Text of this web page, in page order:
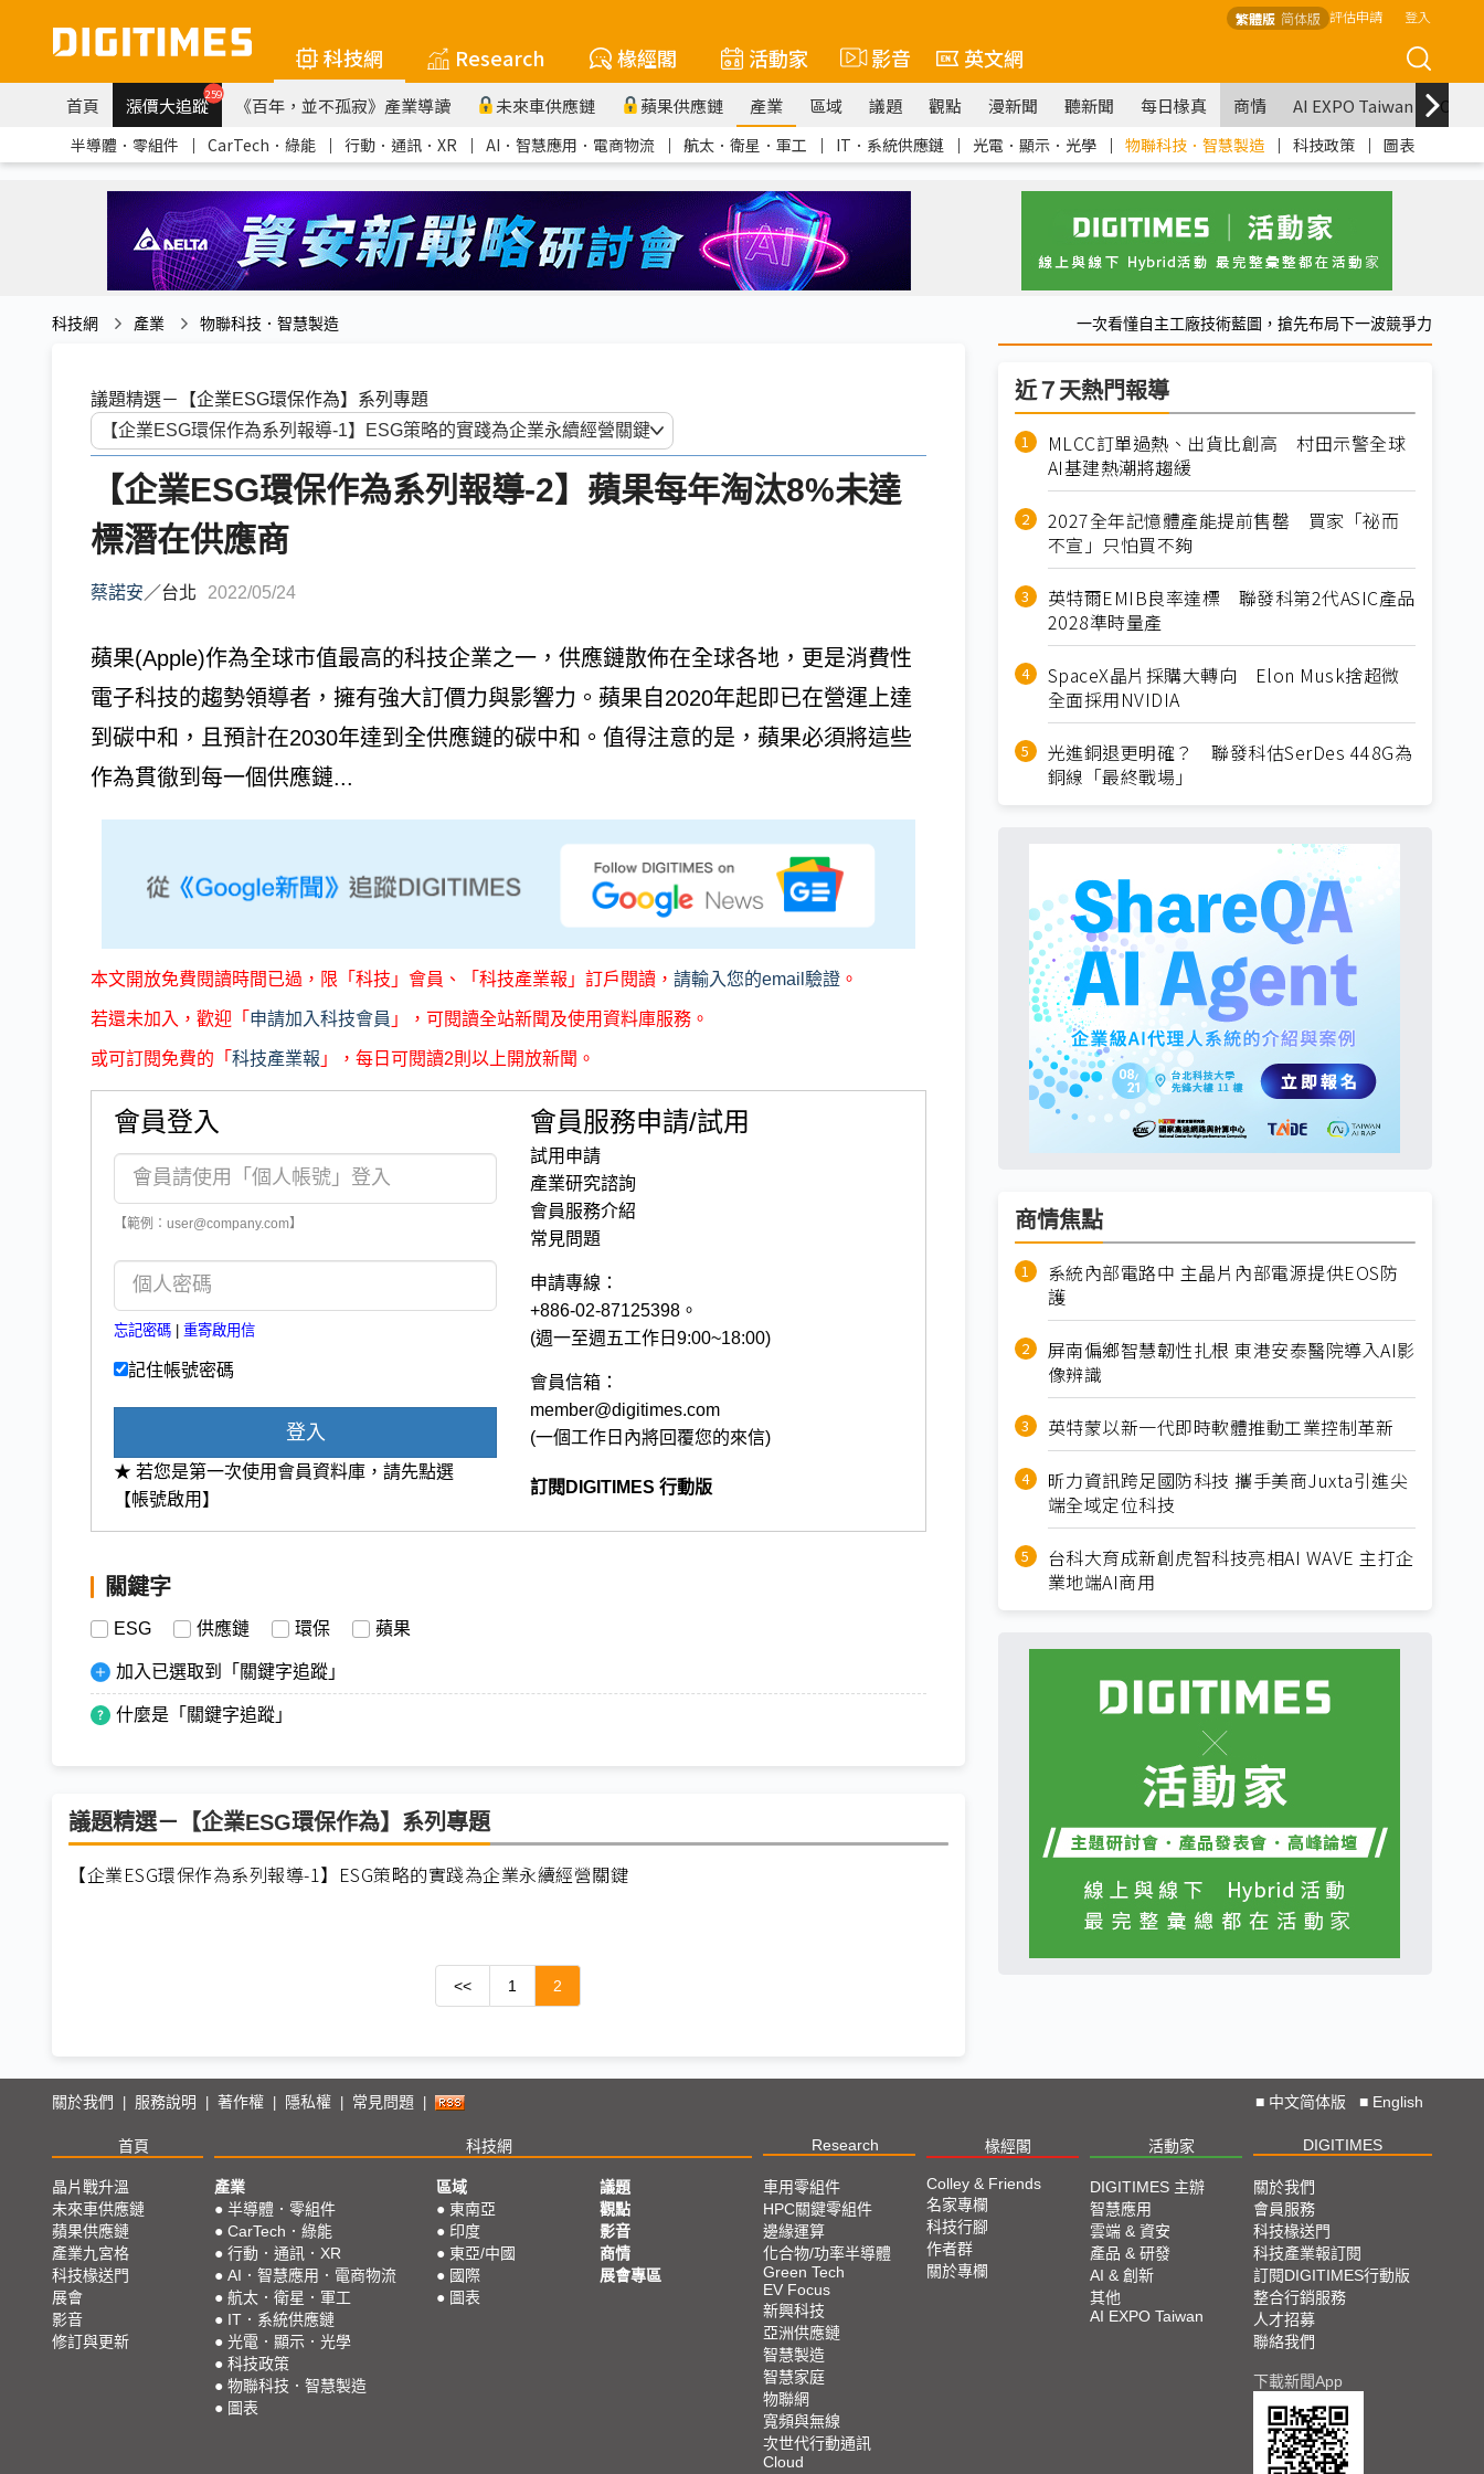
繁體版 简体版 評估申請 登入
科技網 Research 椽經閣 活動家 影音 英文網
首頁 漲價大追蹤259 《百年，並不孤寂》產業導讀 未來車供應鏈 蘋果供應鏈 產業 區域 議題 觀點 漫新聞 聽新聞 每日椽真 商情 AI EXPO Taiwan
半導體．零組件 ｜ CarTech．綠能 ｜ 行動．通訊．XR ｜ AI．智慧應用．電商物流 ｜ 航太．衛星．軍工 ｜ IT．系統供應鏈 ｜ 光電．顯示．光學 ｜ 物聯科技．智慧製造 ｜ 科技政策 ｜ 圖表
科技網 產業 物聯科技．智慧製造 一次看懂自主工廠技術藍圖，搶先布局下一波競爭力
議題精選－【企業ESG環保作為】系列專題
【企業ESG環保作為系列報導-2】蘋果每年淘汰8%未達
標潛在供應商
蔡諾安 ／台北 2022/05/24
蘋果(Apple)作為全球市值最高的科技企業之一，供應鏈散佈在全球各地，更是消費性
電子科技的趨勢領導者，擁有強大訂價力與影響力。蘋果自2020年起即已在營運上達
到碳中和，且預計在2030年達到全供應鏈的碳中和。值得注意的是，蘋果必須將這些
作為貫徹到每一個供應鏈...
本文開放免費閱讀時間已過，限「科技」會員、「科技產業報」訂戶閱讀， 請輸入您的email驗證 。
若還未加入，歡迎「 申請加入科技會員 」，可閱讀全站新聞及使用資料庫服務。
或可訂閱免費的「 科技產業報 」，每日可閱讀2則以上開放新聞。
會員登入
【範例：user@company.com】
忘記密碼 重寄啟用信
記住帳號密碼
登入
★ 若您是第一次使用會員資料庫，請先點選
【帳號啟用】
會員服務申請/試用
試用申請
產業研究諮詢
會員服務介紹
常見問題
申請專線：
+886-02-87125398。
(週一至週五工作日9:00~18:00)
會員信箱：
member@digitimes.com
(一個工作日內將回覆您的來信)
訂閱DIGITIMES 行動版
關鍵字
ESG 供應鏈 環保 蘋果
加入已選取到「關鍵字追蹤」
什麼是「關鍵字追蹤」
議題精選－【企業ESG環保作為】系列專題
【企業ESG環保作為系列報導-1】ESG策略的實踐為企業永續經營關鍵
<< 1 2
近７天熱門報導
MLCC訂單過熱、出貨比創高 村田示警全球
AI基建熱潮將趨緩
2027全年記憶體產能提前售罄 買家「祕而
不宣」只怕買不夠
英特爾EMIB良率達標 聯發科第2代ASIC產品
2028準時量產
SpaceX晶片採購大轉向 Elon Musk捨超微
全面採用NVIDIA
光進銅退更明確？ 聯發科估SerDes 448G為
銅線「最終戰場」
商情焦點
系統內部電路中 主晶片內部電源提供EOS防
護
屏南偏鄉智慧韌性扎根 東港安泰醫院導入AI影
像辨識
英特蒙以新一代即時軟體推動工業控制革新
昕力資訊跨足國防科技 攜手美商Juxta引進尖
端全域定位科技
台科大育成新創虎智科技亮相AI WAVE 主打企
業地端AI商用
關於我們 服務說明 著作權 隱私權 常見問題 ■ 中文简体版 ■ English
首頁 科技網 Research 椽經閣 活動家 DIGITIMES
晶片戰升溫
未來車供應鏈
蘋果供應鏈
產業九宮格
科技椽送門
展會
影音
修訂與更新
產業
● 半導體．零組件
● CarTech．綠能
● 行動．通訊．XR
● AI．智慧應用．電商物流
● 航太．衛星．軍工
● IT．系統供應鏈
● 光電．顯示．光學
● 科技政策
● 物聯科技．智慧製造
● 圖表
區域
● 東南亞
● 印度
● 東亞/中國
● 國際
● 圖表
議題
觀點
影音
商情
展會專區
車用零組件
HPC關鍵零組件
邊緣運算
化合物/功率半導體
Green Tech
EV Focus
新興科技
亞洲供應鏈
智慧製造
智慧家庭
物聯網
寬頻與無線
次世代行動通訊
Cloud
Colley & Friends
名家專欄
科技行腳
作者群
關於專欄
DIGITIMES 主辦
智慧應用
雲端 & 資安
產品 & 研發
AI & 創新
其他
AI EXPO Taiwan
關於我們
會員服務
科技椽送門
科技產業報訂閱
訂閱DIGITIMES行動版
整合行銷服務
人才招募
聯絡我們
下載新聞App